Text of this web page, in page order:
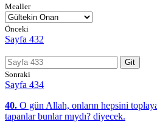
Mealler
Önceki
Sayfa 432
Git
Sonraki
Sayfa 434
40. O gün Allah, onların hepsini
tapanlar bunlar mıydı? diyecek.